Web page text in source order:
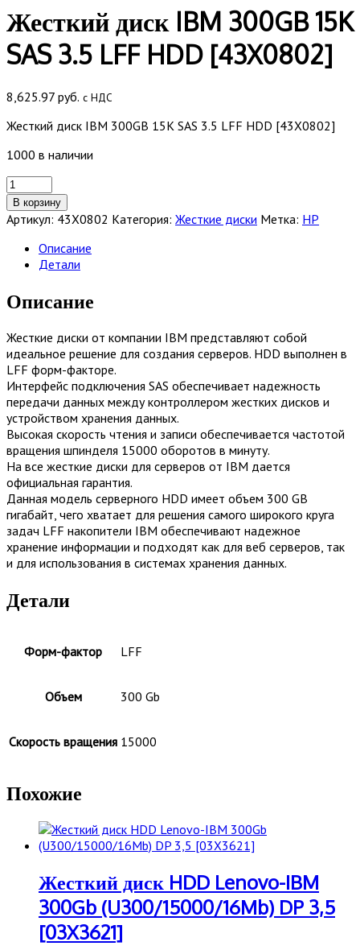
Жесткий диск IBM 300GB 15K
SAS 3.5 LFF HDD [43X0802]
8,625.97 руб. с НДС
Жесткий диск IBM 300GB 15K SAS 3.5 LFF HDD [43X0802]
1000 в наличии
Количество
товара
Жесткий
диск
IBM
300GB
SAS
3.5
HDD
[43X0802]
В корзину
Артикул: 43X0802 Категория: Жесткие диски Метка: HP
Описание
Детали
Описание
Жесткие диски от компании IBM представляют собой
идеальное решение для создания серверов. HDD выполнен в
LFF форм-факторе.
Интерфейс подключения SAS обеспечивает надежность
передачи данных между контроллером жестких дисков и
устройством хранения данных.
Высокая скорость чтения и записи обеспечивается частотой
вращения шпинделя 15000 оборотов в минуту.
На все жесткие диски для серверов от IBM дается
официальная гарантия.
Данная модель серверного HDD имеет объем 300 GB
гигабайт, чего хватает для решения самого широкого круга
задач LFF накопители IBM обеспечивают надежное
хранение информации и подходят как для веб серверов, так
и для использования в системах хранения данных.
Детали
Форм-фактор LFF
Объем 300 Gb
Скорость вращения 15000
Похожие
Жесткий диск HDD Lenovo-IBM
300Gb (U300/15000/16Mb) DP 3,5
[03X3621]